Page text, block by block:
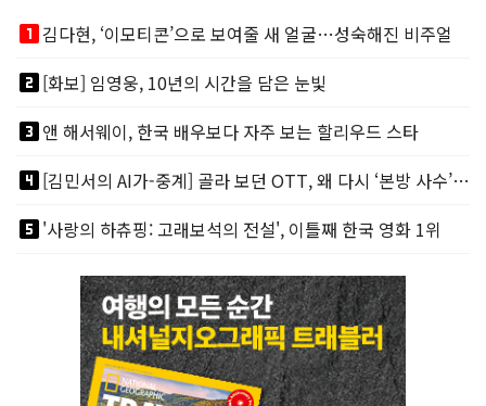
looks_one김다현, ‘이모티콘’으로 보여줄 새 얼굴…성숙해진 비주얼
looks_two[화보] 임영웅, 10년의 시간을 담은 눈빛
looks_3앤 해서웨이, 한국 배우보다 자주 보는 할리우드 스타
looks_4
[김민서의 AI가-중계] 골라 보던 OTT, 왜 다시 ‘본방 사수’를 부르나
looks_5'사랑의 하츄핑: 고래보석의 전설', 이틀째 한국 영화 1위